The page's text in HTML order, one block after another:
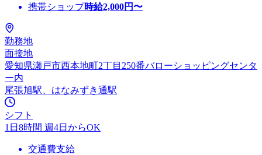
携帯ショップ時給2,000円〜
勤務地
面接地
愛知県瀬戸市西本地町2丁目250番バローショッピングセンタ
ー内
尾張旭駅、はなみずき通駅
シフト
1日8時間 週4日からOK
交通費支給